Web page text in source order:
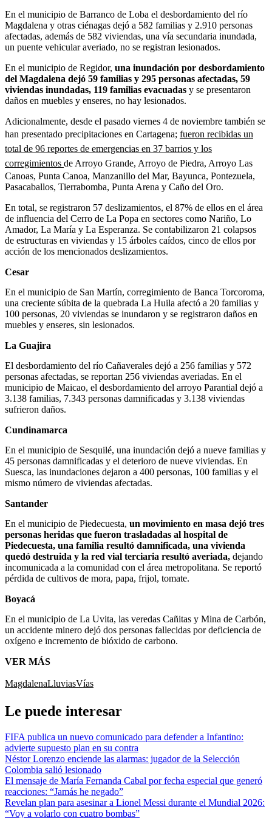
En el municipio de Barranco de Loba el desbordamiento del río
Magdalena y otras ciénagas dejó a 582 familias y 2.910 personas
afectadas, además de 582 viviendas, una vía secundaria inundada,
un puente vehicular averiado, no se registran lesionados.
En el municipio de Regidor, una inundación por desbordamiento
del Magdalena dejó 59 familias y 295 personas afectadas, 59
viviendas inundadas, 119 familias evacuadas y se presentaron
daños en muebles y enseres, no hay lesionados.
Adicionalmente, desde el pasado viernes 4 de noviembre también se
han presentado precipitaciones en Cartagena; fueron recibidas un
total de 96 reportes de emergencias en 37 barrios y los
corregimientos de Arroyo Grande, Arroyo de Piedra, Arroyo Las
Canoas, Punta Canoa, Manzanillo del Mar, Bayunca, Pontezuela,
Pasacaballos, Tierrabomba, Punta Arena y Caño del Oro.
En total, se registraron 57 deslizamientos, el 87% de ellos en el área
de influencia del Cerro de La Popa en sectores como Nariño, Lo
Amador, La María y La Esperanza. Se contabilizaron 21 colapsos
de estructuras en viviendas y 15 árboles caídos, cinco de ellos por
acción de los mencionados deslizamientos.
Cesar
En el municipio de San Martín, corregimiento de Banca Torcoroma,
una creciente súbita de la quebrada La Huila afectó a 20 familias y
100 personas, 20 viviendas se inundaron y se registraron daños en
muebles y enseres, sin lesionados.
La Guajira
El desbordamiento del río Cañaverales dejó a 256 familias y 572
personas afectadas, se reportan 256 viviendas averiadas. En el
municipio de Maicao, el desbordamiento del arroyo Parantial dejó a
3.138 familias, 7.343 personas damnificadas y 3.138 viviendas
sufrieron daños.
Cundinamarca
En el municipio de Sesquilé, una inundación dejó a nueve familias y
45 personas damnificadas y el deterioro de nueve viviendas. En
Suesca, las inundaciones dejaron a 400 personas, 100 familias y el
mismo número de viviendas afectadas.
Santander
En el municipio de Piedecuesta, un movimiento en masa dejó tres
personas heridas que fueron trasladadas al hospital de
Piedecuesta, una familia resultó damnificada, una vivienda
quedó destruida y la red vial terciaria resultó averiada, dejando
incomunicada a la comunidad con el área metropolitana. Se reportó
pérdida de cultivos de mora, papa, frijol, tomate.
Boyacá
En el municipio de La Uvita, las veredas Cañitas y Mina de Carbón,
un accidente minero dejó dos personas fallecidas por deficiencia de
oxígeno e incremento de bióxido de carbono.
VER MÁS
MagdalenaLluviasVías
Le puede interesar
FIFA publica un nuevo comunicado para defender a Infantino:
advierte supuesto plan en su contra
Néstor Lorenzo enciende las alarmas: jugador de la Selección
Colombia salió lesionado
El mensaje de María Fernanda Cabal por fecha especial que generó
reacciones: “Jamás he negado”
Revelan plan para asesinar a Lionel Messi durante el Mundial 2026:
“Voy a volarlo con cuatro bombas”